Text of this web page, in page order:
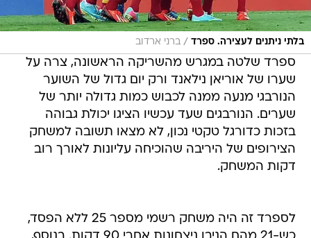
בלתי ניתנים לעצירה. ספרד / ברני ארדוב
ספרד שלטה במגרש מהשריקה הראשונה, צרה על
שערו של אוריאן נילאנד ורק יום גדול של השוער
הנורבגי מנעה ממנה לכבוש כמות גדולה יותר של
שערים. הנורבגים שעד עכשיו הציגו יכולת גבוהה
בזכות כדורגל טקטי נכון, לא מצאו תשובה למשחק
הצירופים של היריבה שהוכיחה עליונות לאורך רוב
דקות המשחק.
לספרד זה היה משחק רשמי מספר 25 ללא הפסד,